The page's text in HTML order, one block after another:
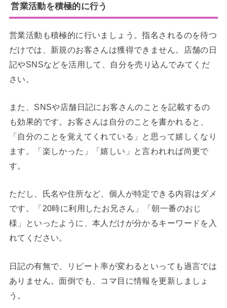
営業活動を積極的に行う
営業活動も積極的に行いましょう。指名されるのを待つ
だけでは、新規のお客さんは獲得できません。店舗の日
記やSNSなどを活用して、自分を売り込んでみてくだ
さい。
また、SNSや店舗日記にお客さんのことを記載するの
も効果的です。お客さんは自分のことを書かれると、
「自分のことを覚えてくれている」と思って嬉しくなり
ます。「楽しかった」「嬉しい」と言われれば尚更で
す。
ただし、氏名や住所など、個人が特定できる内容はダメ
です。「20時に利用したお兄さん」「朝一番のおじ
様」といったように、本人だけが分かるキーワードを入
れてください。
日記の有無で、リピート率が変わるといっても過言では
ありません。面倒でも、コマ目に情報を更新しましょ
う。